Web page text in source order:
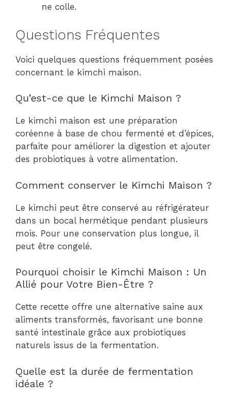
ne colle.
Questions Fréquentes
Voici quelques questions fréquemment posées
concernant le kimchi maison.
Qu’est-ce que le Kimchi Maison ?
Le kimchi maison est une préparation
coréenne à base de chou fermenté et d’épices,
parfaite pour améliorer la digestion et ajouter
des probiotiques à votre alimentation.
Comment conserver le Kimchi Maison ?
Le kimchi peut être conservé au réfrigérateur
dans un bocal hermétique pendant plusieurs
mois. Pour une conservation plus longue, il
peut être congelé.
Pourquoi choisir le Kimchi Maison : Un
Allié pour Votre Bien-Être ?
Cette recette offre une alternative saine aux
aliments transformés, favorisant une bonne
santé intestinale grâce aux probiotiques
naturels issus de la fermentation.
Quelle est la durée de fermentation
idéale ?